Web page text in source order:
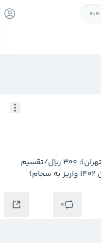
توربو
0